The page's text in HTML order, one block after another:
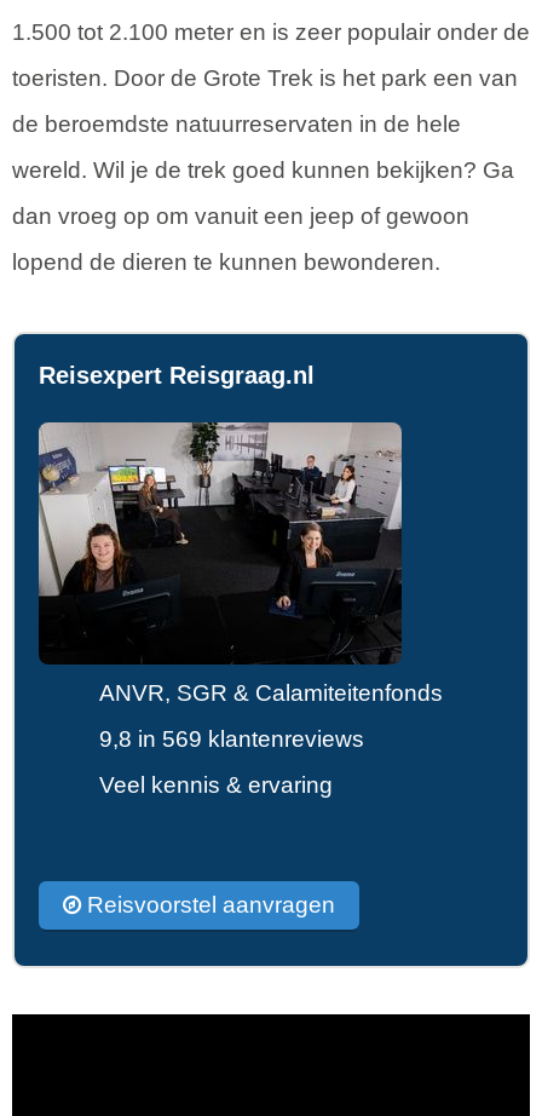
1.500 tot 2.100 meter en is zeer populair onder de
toeristen. Door de Grote Trek is het park een van
de beroemdste natuurreservaten in de hele
wereld. Wil je de trek goed kunnen bekijken? Ga
dan vroeg op om vanuit een jeep of gewoon
lopend de dieren te kunnen bewonderen.
Reisexpert Reisgraag.nl
ANVR, SGR & Calamiteitenfonds
9,8 in 569 klantenreviews
Veel kennis & ervaring
Reisvoorstel aanvragen